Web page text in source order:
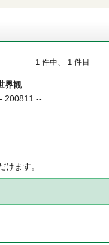
1 件中、 1 件目
界観
200811 --
ます。